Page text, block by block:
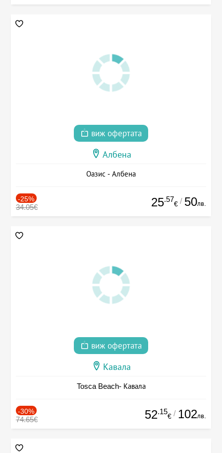
виж офертата
Албена
Оазис - Албена
-25%
34.05€ 25.57
€ / 50лв.
виж офертата
Кавала
Tosca Beach- Кавала
-30%
74.65€ 52.15
€ / 102лв.